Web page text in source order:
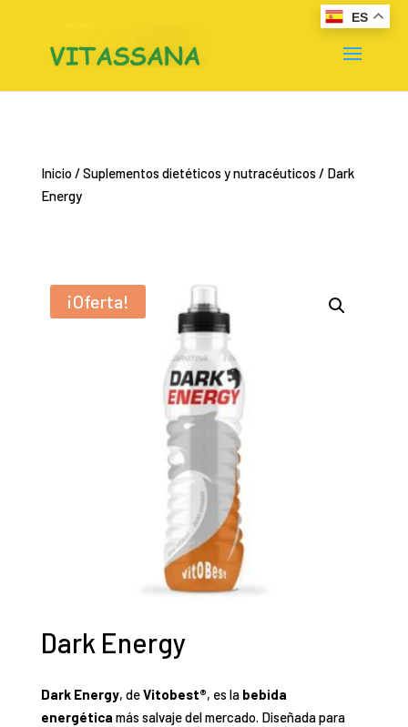
Inicio/Suplementos dietéticos y nutracéuticos / Dark
Energy
¡Oferta!
Dark Energy
Dark Energy, deVitobest®, es la bebida
energética más salvaje del mercado. Diseñada para
ES